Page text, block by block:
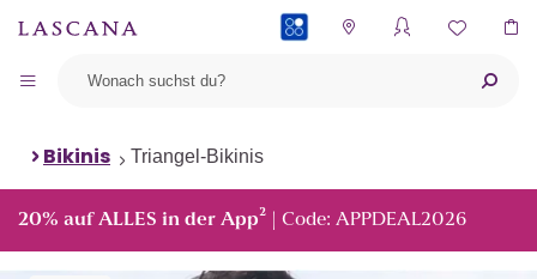
Bikinis Triangel-Bikinis
20% auf ALLES in der App² | Code: APPDEAL2026